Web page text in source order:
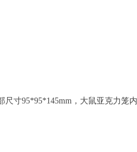
寸95*95*145mm，大鼠亚克力笼内